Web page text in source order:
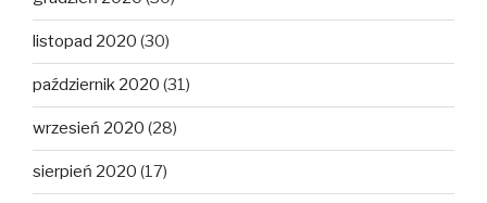
listopad 2020 (30)
październik 2020 (31)
wrzesień 2020 (28)
sierpień 2020 (17)